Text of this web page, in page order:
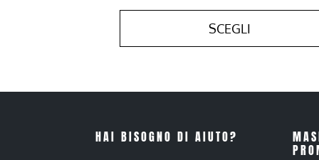
SCEGLI
HAI BISOGNO DI AIUTO?